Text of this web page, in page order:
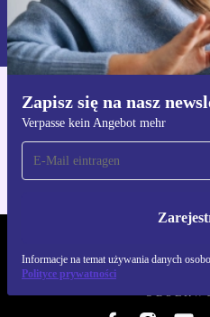
Zapisz się na nasz
Verpasse kein Angebot mehr
Informacje na temat używania danych
Polityce prywatności
Informacje na temat używania
naszej
Polityce prywatności
Pobierz
Dla iOS i